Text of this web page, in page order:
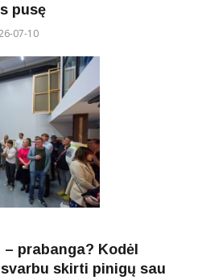
pusę
07-10
prabanga? Kodėl
skirti pinigų sau